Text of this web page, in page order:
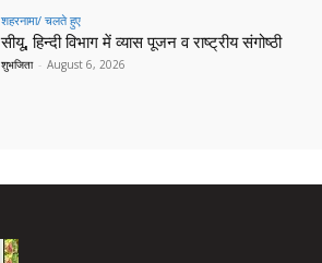
शहरनामा/ चलते हुए
सीयू, हिन्दी विभाग में व्यास पूजन व राष्ट्रीय संगोष्ठी
शुभजिता - August 6, 2026